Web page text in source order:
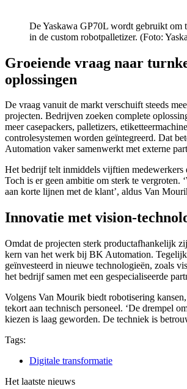
De Yaskawa GP70L wordt gebruikt om
in de custom robotpalletizer. (Foto:
Groeiende vraag naar
oplossingen
De vraag vanuit de markt verschuift steeds
projecten. Bedrijven zoeken complete
meer casepackers, palletizers,
controlesystemen worden geïntegreerd. Dat
Automation vaker samenwerkt met externe
Het bedrijf telt inmiddels vijftien medewerkers
Toch is er geen ambitie om sterk te vergroten.
aan korte lijnen met de klant’, aldus Van
Innovatie met vision-
Omdat de projecten sterk productafhankelijk
kern van het werk bij BK Automation.
geïnvesteerd in nieuwe technologieën, zoals
het bedrijf samen met een gespecialiseerde
Volgens Van Mourik biedt robotisering
tekort aan technisch personeel. ‘De drempel
kiezen is laag geworden. De techniek is
Tags:
Digitale transformatie
Het laatste nieuws